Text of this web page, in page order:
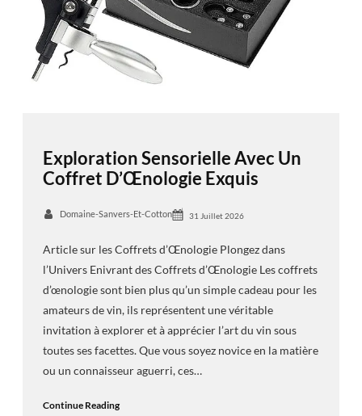
Exploration Sensorielle Avec Un
Coffret D’Œnologie Exquis
Domaine-Sanvers-Et-Cotton 31 Juillet 2026
Article sur les Coffrets d’Œnologie Plongez dans
l’Univers Enivrant des Coffrets d’Œnologie Les coffrets
d’œnologie sont bien plus qu’un simple cadeau pour les
amateurs de vin, ils représentent une véritable
invitation à explorer et à apprécier l’art du vin sous
toutes ses facettes. Que vous soyez novice en la matière
ou un connaisseur aguerri, ces…
Continue Reading